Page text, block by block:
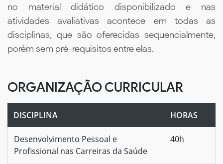
no material didático disponibilizado e nas
atividades avaliativas acontece em todas as
disciplinas, que são oferecidas sequencialmente,
porém sem pré-requisitos entre elas.
ORGANIZAÇÃO CURRICULAR
DISCIPLINA HORAS
Desenvolvimento Pessoal e
Profissional nas Carreiras da Saúde
40h